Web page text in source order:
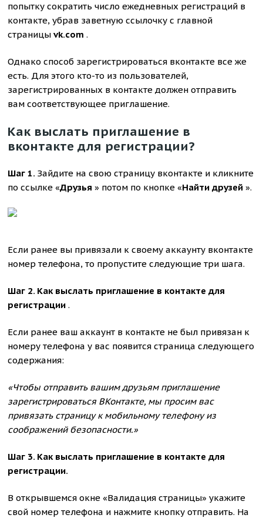
попытку сократить число ежедневных регистраций в
контакте, убрав заветную ссылочку с главной
страницыvk.com.
Однако способ зарегистрироваться вконтакте все же
есть. Для этого кто-то из пользователей,
зарегистрированных в контакте должен отправить
вам соответствующее приглашение.
Как выслать приглашение в
вконтакте для регистрации?
Шаг 1. Зайдите на свою страницу вконтакте и кликните
по ссылке «Друзья» потом по кнопке «Найти друзей».
Если ранее вы привязали к своему аккаунту вконтакте
номер телефона, то пропустите следующие три шага.
Шаг 2. Как выслать приглашение в контакте для
регистрации.
Если ранее ваш аккаунт в контакте не был привязан к
номеру телефона у вас появится страница следующего
содержания:
«Чтобы отправить вашим друзьям приглашение
зарегистрироваться ВКонтакте, мы просим вас
привязать страницу к мобильному телефону из
соображений безопасности.»
Шаг 3. Как выслать приглашение в контакте для
регистрации.
В открывшемся окне «Валидация страницы» укажите
свой номер телефона и нажмите кнопку отправить. На